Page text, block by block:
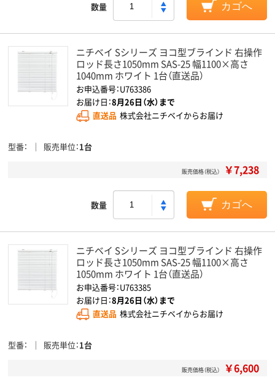
数量 カゴへ
ニチベイ Sシリーズ ヨコ型ブラインド 右操作
ロッド長さ1050mm SAS-25 幅1100×高さ
1040mm ホワイト 1台（直送品）
お申込番号：U763386
お届け日：8月26日（水）まで
直送品 株式会社ニチベイからお届け
型番 販売単位 1台
販売価格（税込） ￥7,238
数量 カゴへ
ニチベイ Sシリーズ ヨコ型ブラインド 右操作
ロッド長さ1050mm SAS-25 幅1100×高さ
1050mm ホワイト 1台（直送品）
お申込番号：U763385
お届け日：8月26日（水）まで
直送品 株式会社ニチベイからお届け
型番 販売単位 1台
販売価格（税込） ￥6,600